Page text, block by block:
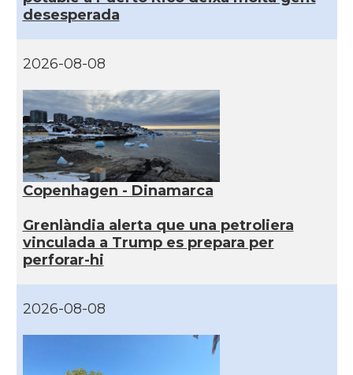
desesperada
2026-08-08
Copenhagen - Dinamarca
Grenlàndia alerta que una petroliera
vinculada a Trump es prepara per
perforar-hi
2026-08-08